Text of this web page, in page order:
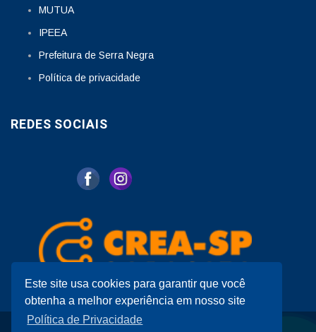
Este site usa cookies para garantir que você
obtenha a melhor experiência em nosso site
Política de Privacidade
MUTUA
IPEEA
Prefeitura de Serra Negra
Política de privacidade
REDES SOCIAIS